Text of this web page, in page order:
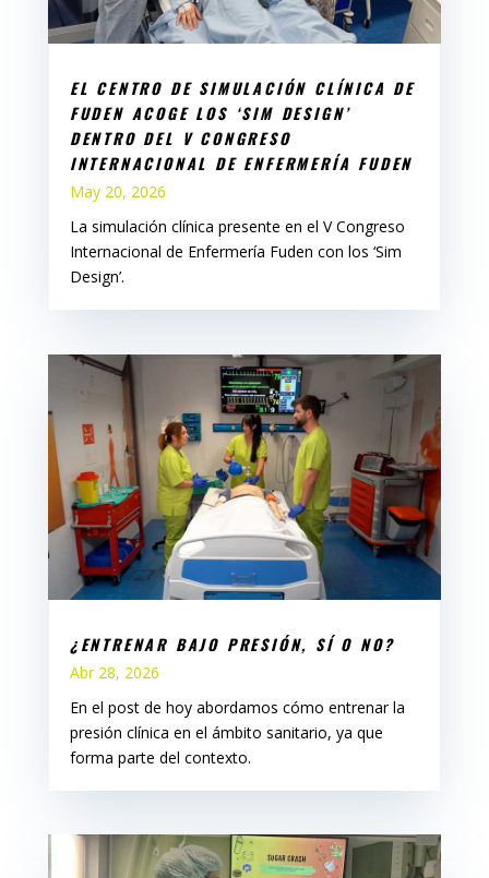
EL CENTRO DE SIMULACIÓN CLÍNICA DE
FUDEN ACOGE LOS ‘SIM DESIGN’
DENTRO DEL V CONGRESO
INTERNACIONAL DE ENFERMERÍA FUDEN
May 20, 2026
La simulación clínica presente en el V Congreso
Internacional de Enfermería Fuden con los ‘Sim
Design’.
¿ENTRENAR BAJO PRESIÓN, SÍ O NO?
Abr 28, 2026
En el post de hoy abordamos cómo entrenar la
presión clínica en el ámbito sanitario, ya que
forma parte del contexto.